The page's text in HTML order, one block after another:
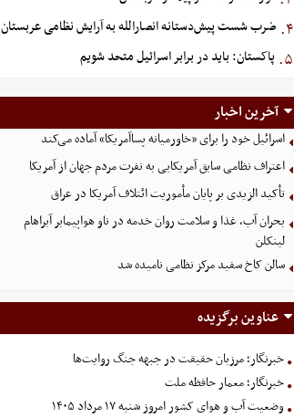
۴. ضرب شست پیش‌دستانه انصارالله به آرایش نظامی عربستان
۵. پاکستان: باید در برابر اسرائیل متحد شویم
آخرین اخبار
اسرائیل خود را برای «خاورمیانه پساآمریکا» آماده می‌کند
اعتراف نظامی سابق آمریکایی به نفرت مردم جهان از آمریکا
تأکید الزیدی بر پایان مأموریت ائتلاف آمریکا در عراق
بحران آب، غذا و سلامت روان خدمه در ناو هواپیمابر آبراهام
لینکلن
سالن کاخ سفید مرکز نظامی نامیده شد
عناوین برگزیده
خبرنگار؛ مرزبان حقیقت در جبهه جنگ روایت‌ها
خبرنگار؛ معمار حافظه ملت
وضعیت آب و هوای کشور امروز شنبه ۱۷ مرداد ۱۴۰۵